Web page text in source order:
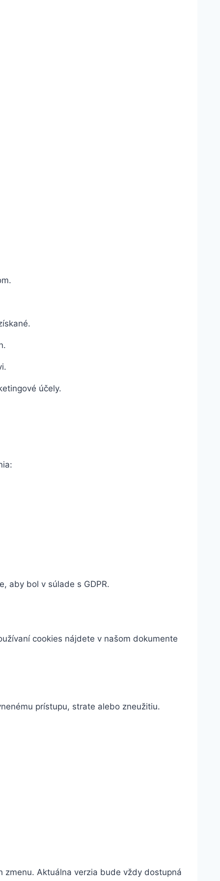
účely.
aby bol v súlade s GDPR.
cookies nájdete v našom dokumente
prístupu, strate alebo zneužitiu.
zmenu. Aktuálna verzia bude vždy dostupná